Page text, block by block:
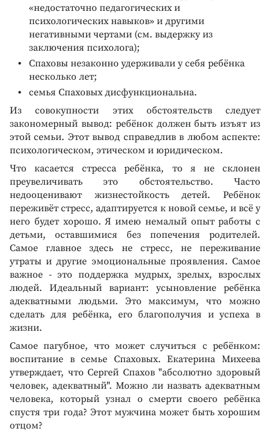
«недостат­очно педагогических и
психологических ­навыков» и другими
негативными чертами (см. выдержку из
заключения психолога);
Спаховы незаконно удерживали у себя ребёнка
несколько лет;
семья Спаховых дисфункциональна.
Из совокупности этих обстоятельств следует
закономерный вывод: ребёнок должен быть изъят из
этой семьи. Этот вывод справедлив в любом аспекте:
психологическом, этическом и юридическом.
Что касается стресса ребёнка, то я не склонен
преувеличивать это обстоятельство. Часто
недооценивают жизнестойкость детей. Ребёнок
переживёт стресс, адаптируется к новой семье, и всё у
него будет хорошо. Я имею немалый опыт работы с
детьми, оставшимися без попечения родителей.
Самое главное здесь не стресс, не переживание
утраты и другие эмоциональные проявления. Самое
важное - это поддержка мудрых, зрелых, взрослых
людей. Идеальный вариант: усыновление ребёнка
адекватными людьми. Это максимум, что можно
сделать для ребёнка, его благополучия и успеха в
жизни.
Самое пагубное, что может случиться с ребёнком:
воспитание в семье Спаховых. Екатерина Михеева
утверждает, что Сергей Спахов "абсолютно здоровый
человек, адекватный". Можно ли назвать адекватным
человека, который узнал о смерти своего ребёнка
спустя три года? Этот мужчина может быть хорошим
отцом?